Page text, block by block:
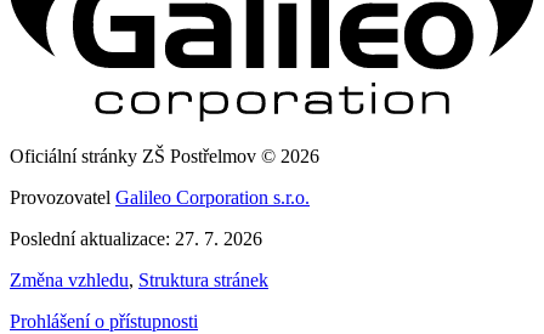
Oficiální stránky ZŠ Postřelmov © 2026
Provozovatel Galileo Corporation s.r.o.
Poslední aktualizace: 27. 7. 2026
Změna vzhledu, Struktura stránek
Prohlášení o přístupnosti